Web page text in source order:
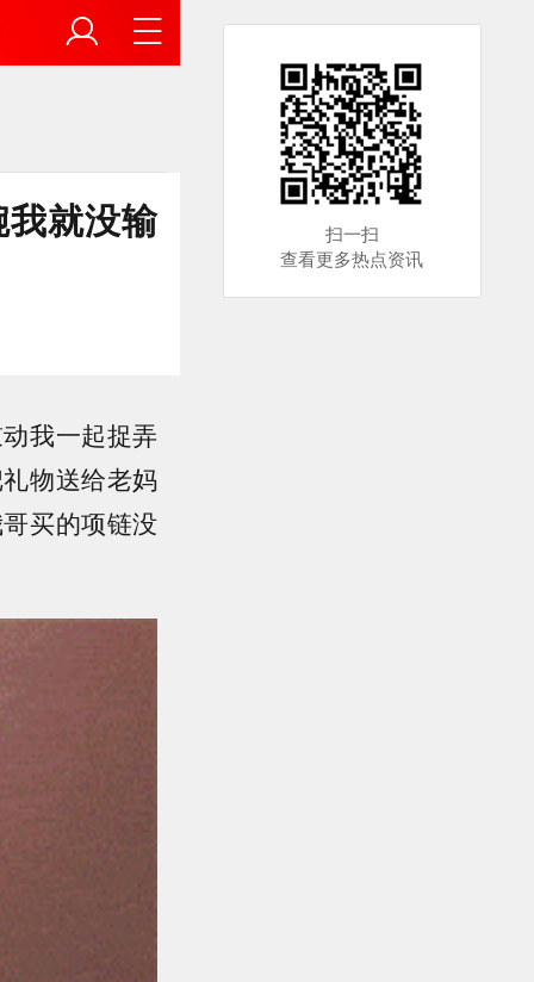
就没输
我一起捉弄
物送给老妈
买的项链没
扫一扫
查看更多热点资讯